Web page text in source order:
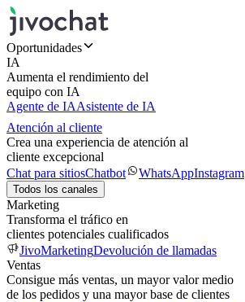
Oportunidades
IA
Aumenta el rendimiento del
equipo con IA
Agente de IAAsistente de IA
Atención al cliente
Crea una experiencia de atención al
cliente excepcional
Chat para sitiosChatbot WhatsAppInstagram
Todos los canales
Marketing
Transforma el tráfico en
clientes potenciales cualificados
JivoMarketingDevolución de llamadas
Ventas
Consigue más ventas, un mayor valor medio
de los pedidos y una mayor base de clientes